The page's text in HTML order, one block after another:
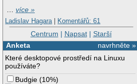
…více »
Ladislav Hagara | Komentářů: 61
Centrum | Napsat| Starší
navrhněte »
Anketa
Které desktopové prostředí na Linuxu
používáte?
Budgie (10%)